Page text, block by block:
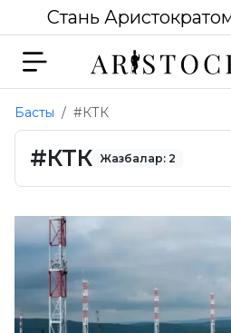
Стань
Басты #КТК
#КТК Жазбалар: 2